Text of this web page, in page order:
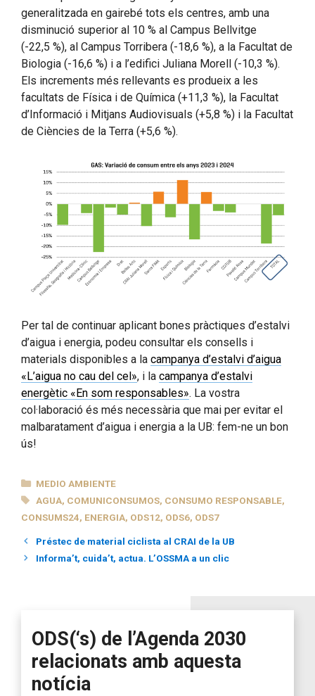
generalitzada en gairebé tots els centres, amb una
disminució superior al 10 % al Campus Bellvitge
(-22,5 %), al Campus Torribera (-18,6 %), a la Facultat de
Biologia (-16,6 %) i a l’edifici Juliana Morell (-10,3 %).
Els increments més rellevants es produeix a les
facultats de Física i de Química (+11,3 %), la Facultat
d’Informació i Mitjans Audiovisuals (+5,8 %) i la Facultat
de Ciències de la Terra (+5,6 %).
Per tal de continuar aplicant bones pràctiques d’estalvi
d’aigua i energia, podeu consultar els consells i
materials disponibles a la campanya d’estalvi d’aigua
«L’aigua no cau del cel», i la campanya d’estalvi
energètic «En som responsables». La vostra
col·laboració és més necessària que mai per evitar el
malbaratament d’aigua i energia a la UB: fem-ne un bon
ús!
CATEGORÍAS
MEDIO AMBIENTE
ETIQUETAS
AGUA, COMUNICONSUMOS, CONSUMO RESPONSABLE,
CONSUMS24, ENERGIA, ODS12, ODS6, ODS7
Préstec de material ciclista al CRAI de la UB
Informa’t, cuida’t, actua. L’OSSMA a un clic
ODS(‘s) de l’Agenda 2030
relacionats amb aquesta
notícia